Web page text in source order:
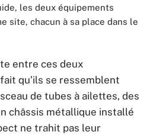
les deux équipements
site, chacun à sa place dans le
entre ces deux
qu’ils se ressemblent
de tubes à ailettes, des
châssis métallique installé
ne trahit pas leur